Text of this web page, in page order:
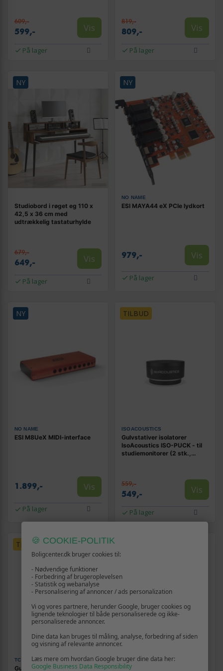
609,-
599,- Vis
På lager
819,-
809,- Vis
På lager
NY
Studiobord i røget eg 110 x
42,5 x 36 cm med
udtrækkelig tastaturhylde
679,-
649,- Vis
På lager
NY
NO NAME
ESI MAYA44 eX PCIe lydkort
979,- Vis
På lager
NY
NO NAME
ESI M8UeX MIDI-interface
1.899,- Vis
På lager
TILBUD
ISOACOUSTICS
Gulvstativer isolatorer
IsoAcoustics ISO-PUCK - til
studiemonitorer (2 stk.,
559,-
549,- Vis
På lager
TILBUD
TC ELECTRONIC
Guitar-effektpedal TC
TC HELICON
Vokal harmonizer - TC
🍪 COOKIE-POLITIK
Boligcenter.dk bruger cookies til:
- Nødvendige funktioner
- Forbedring af brugeroplevelsen
- Statistik og webanalyse
- Personalisering af annoncer / ads personalization
Vi og vores partnere, herunder Google, bruger cookies og
lignende teknologier til både personaliserede og ikke-
personaliserede annoncer.
Dine data kan bruges til måling, analyse, forbedring af siden
og visning af relevante annoncer.
Læs mere om hvordan Google bruger dine data her:
Google Business Data Responsibility